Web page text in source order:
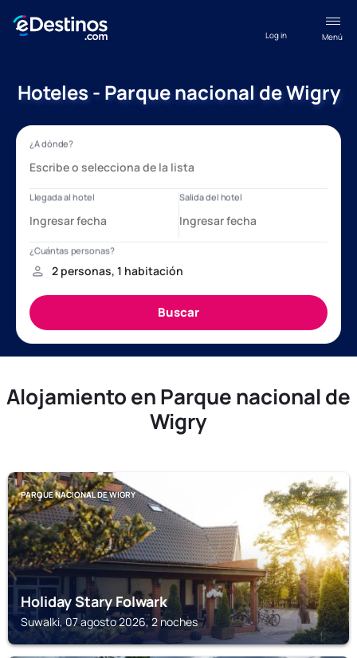
Menú
Log in
Hoteles - Parque nacional de Wigry
Alojamiento en Parque nacional de
Wigry
PARQUE NACIONAL DE WIGRY
Holiday Stary Folwark
Suwalki, 07 agosto 2026, 2 noches